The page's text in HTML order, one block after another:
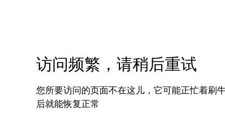
访问频繁，请稍后重试
您所要访问的页面不在这儿，它可能正忙着刷
后就能恢复正常